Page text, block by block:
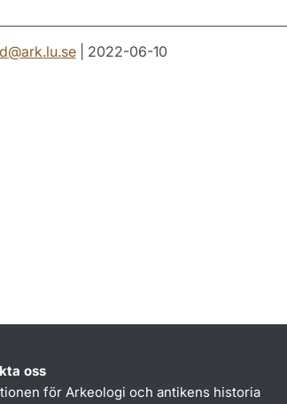
@ark.lu.se| 2022-06-10
oss
för Arkeologi och antikens historia